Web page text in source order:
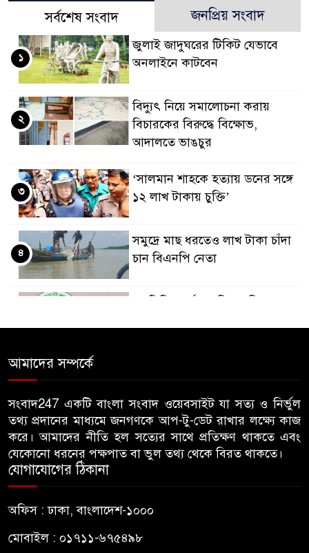
সর্বশেষ সংবাদ জনপ্রিয় সংবাদ
জুলাই জাদুঘরের টিকিট যেভাবে
অনলাইনে কাটবেন
১
বিদ্যুৎ নিয়ে সমালোচনা করায়
বিচারকের বিরুদ্ধে বিক্ষোভ,
আদালতে ভাঙচুর
২
‘সালমান শাহকে হত্যায় ডনের সঙ্গে
১২ লাখ টাকায় চুক্তি’
৩
সমু‌দ্রে মাছ ধরতেও লাখ টাকা চাঁদা
চান বিএনপি নেতা
৪
ইউএনও কার্যালয় ঘেরাও
বিএনপি সরকার এলে জাতীয় পার্টি
বা জামায়াত করলে উন্নয়ন পাবেন
৭
রিজার্ভ চুরির প্রতিবেদন পেছাল ৯৭
আমাদের সম্পর্কে
সংবাদ247 একটি বাংলা সংবাদ ওয়েবসাইট যা সত্য ও নির্ভুল
তথ্য প্রদানের মাধ্যমে জনগণকে আপ-টু-ডেট রাখার লক্ষ্যে কাজ
করে। আমাদের নীতি হল সত্যের সাথে প্রতিক্ষণ থাকতে এবং
যেকোনো ধরনের পক্ষপাত বা ভুল তথ্য থেকে বিরত থাকতে।
যোগাযোগের ঠিকানা
অফিস : ঢাকা, বাংলাদেশ-১০০০
মোবাইল : ০১৭১১-৬৭৫৪৯৮